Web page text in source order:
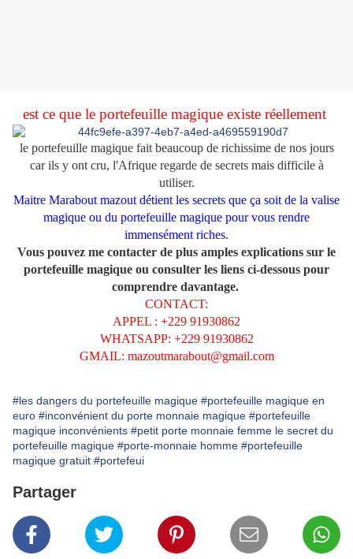
est ce que le portefeuille magique existe réellement
le portefeuille magique fait beaucoup de richissime de nos jours
car ils y ont cru, l'Afrique regarde de secrets mais difficile à
utiliser.
Maitre Marabout mazout détient les secrets que ça soit de la valise
magique ou du portefeuille magique pour vous rendre
immensément riches.
Vous pouvez me contacter de plus amples explications sur le
portefeuille magique ou consulter les liens ci-dessous pour
comprendre davantage.
CONTACT:
APPEL : +229 91930862
WHATSAPP: +229 91930862
GMAIL: mazoutmarabout@gmail.com
#les dangers du portefeuille magique #portefeuille magique en
euro #inconvénient du porte monnaie magique #portefeuille
magique inconvénients #petit porte monnaie femme le secret du
portefeuille magique #porte-monnaie homme #portefeuille
magique gratuit #portefeui
Partager